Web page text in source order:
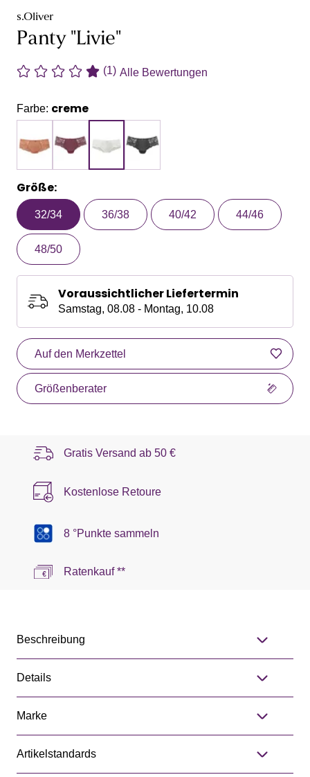
s.Oliver
Panty "Livie"
(1) Alle Bewertungen
Farbe: creme
Größe:
32/34 36/38 40/42 44/46
48/50
Voraussichtlicher Liefertermin
Samstag, 08.08 - Montag, 10.08
Auf den Merkzettel
Größenberater
Gratis Versand ab 50 €
Kostenlose Retoure
8 °Punkte sammeln
Ratenkauf **
Beschreibung
Details
Marke
Artikelstandards